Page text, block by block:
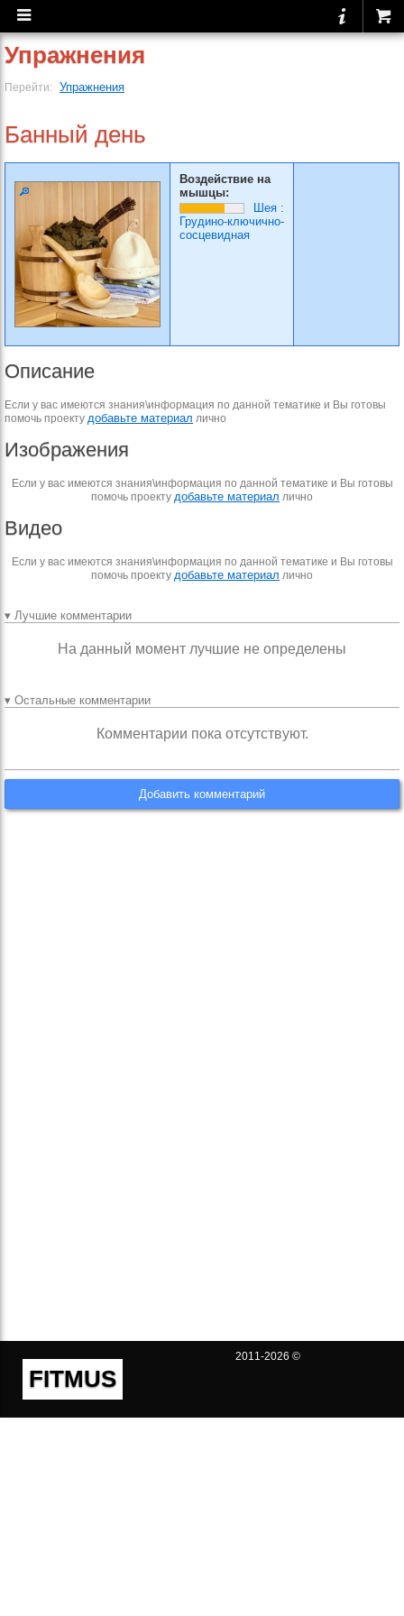
Упражнения
Перейти: Упражнения
Банный день
Воздействие на
мышцы:
Шея :
Грудино-ключично-
сосцевидная
Описание
Если у вас имеются знания\информация по данной тематике и Вы готовы
помочь проекту добавьте материал лично
Изображения
Если у вас имеются знания\информация по данной тематике и Вы готовы
помочь проекту добавьте материал лично
Видео
Если у вас имеются знания\информация по данной тематике и Вы готовы
помочь проекту добавьте материал лично
▾ Лучшие комментарии
На данный момент лучшие не определены
▾ Остальные комментарии
Комментарии пока отсутствуют.
Добавить комментарий
FITMUS
2011-2026 ©